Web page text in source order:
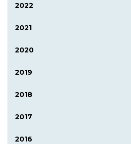
2022
2021
2020
2019
2018
2017
2016